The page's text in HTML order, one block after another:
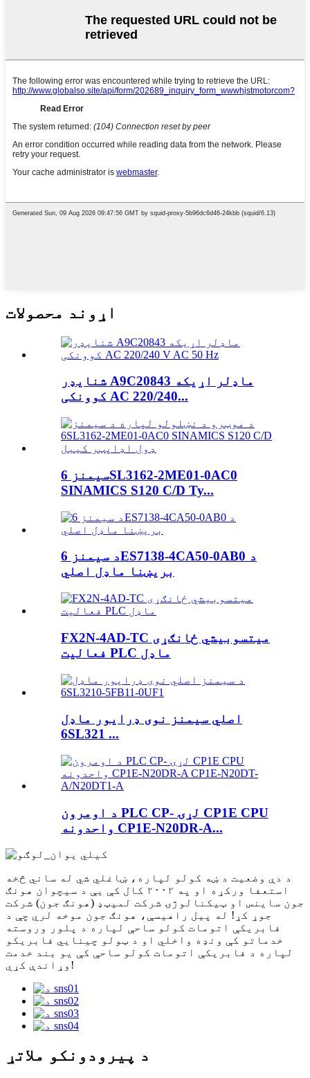
اړوند محصولات
شنایډر A9C20843 ماډلر اړیکه
کوونکی AC 220/240...
سیمنز 6SL3162-2ME01-0AC0
SINAMICS S120 C/D Ty...
د سیمنز 6ES7138-4CA50-0AB0 د
بریښنا ماډل اصلي
FX2N-4AD-TC میتسوبیشي ځانګړی
فعالیت PLC ماډل
اصلي سیمنز نوی ډرایور ماډل
6SL321 ...
د اومرون PLC CP- لړۍ CP1E CPU
واحدونه CP1E-N20DR-A...
د دې وضعیت د ښه کولو لپاره، ښاغلي شي له ساني څخه
استعفا ورکړه او په ۲۰۰۲ کال کې یې د سیچوان هونګ
جون ساینس او ​​ټیکنالوژۍ شرکت لمیټډ (هونګ جون) شرکت
جوړ کړ! له پیل راهیسې، هونګ جون موخه لري چې د
فابریکې اتومات کولو ساحې لپاره د پلور وروسته
خدماتو کې ونډه واخلي او د ټولو چینایي فابریکو
لپاره د فابریکې اتومات کولو ساحې کې یو بند خدمت
وړاندې کړي!
د پیرودونکو ملاتړ